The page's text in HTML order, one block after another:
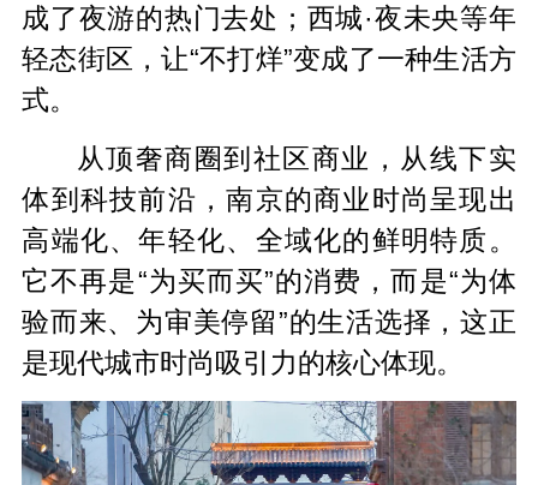
成了夜游的热门去处；西城·夜未央等年
轻态街区，让“不打烊”变成了一种生活方
式。
从顶奢商圈到社区商业，从线下实
体到科技前沿，南京的商业时尚呈现出
高端化、年轻化、全域化的鲜明特质。
它不再是“为买而买”的消费，而是“为体
验而来、为审美停留”的生活选择，这正
是现代城市时尚吸引力的核心体现。